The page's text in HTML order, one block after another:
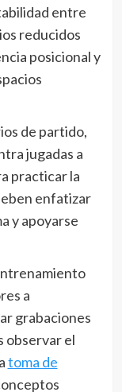
entre
reducidos
posicional y
de partido,
jugadas a
practicar la
enfatizar
y apoyarse
a
grabaciones
observar el
toma de